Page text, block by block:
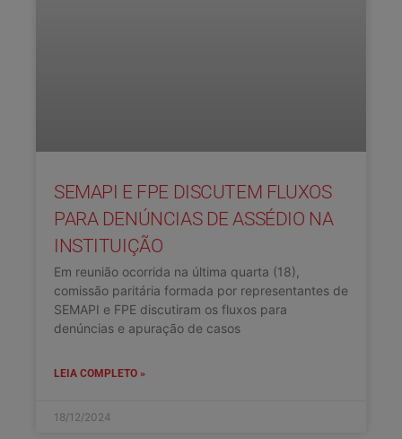
SEMAPI E FPE DISCUTEM FLUXOS
PARA DENÚNCIAS DE ASSÉDIO NA
INSTITUIÇÃO
Em reunião ocorrida na última quarta (18),
comissão paritária formada por representantes de
SEMAPI e FPE discutiram os fluxos para
denúncias e apuração de casos
LEIA COMPLETO »
18/12/2024